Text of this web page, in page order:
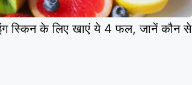
स्किन के लिए खाएं ये 4 फल, जानें कौन से